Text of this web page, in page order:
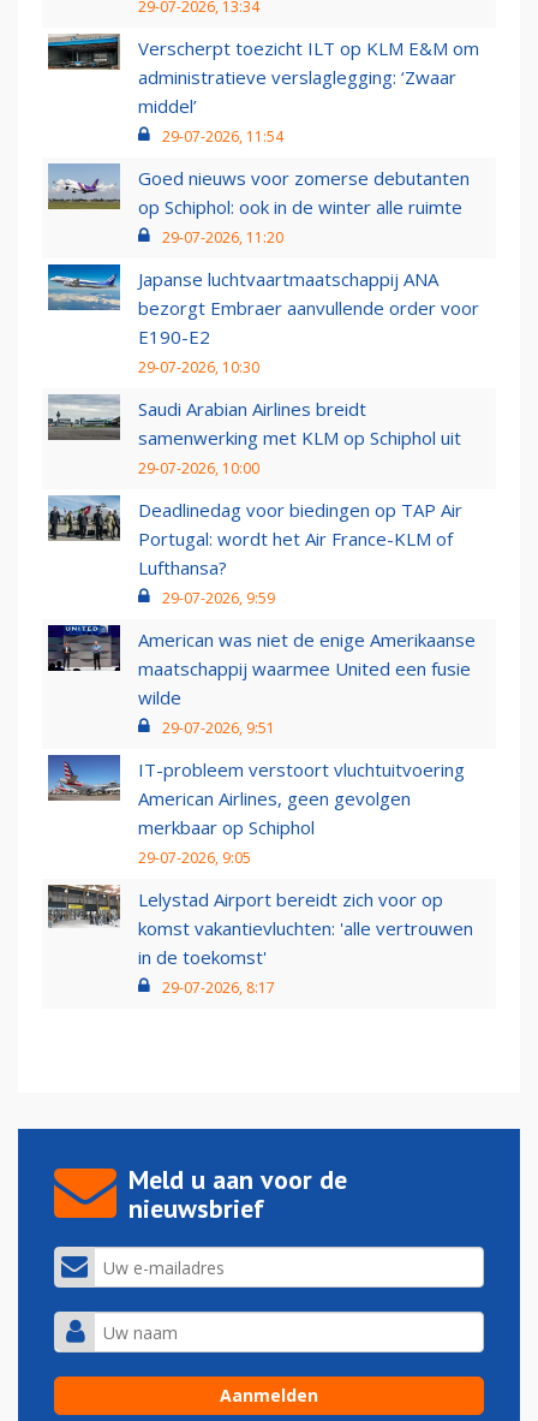
29-07-2026, 13:34
Verscherpt toezicht ILT op KLM E&M om
administratieve verslaglegging: ‘Zwaar
middel’
29-07-2026, 11:54
Goed nieuws voor zomerse debutanten
op Schiphol: ook in de winter alle ruimte
29-07-2026, 11:20
Japanse luchtvaartmaatschappij ANA
bezorgt Embraer aanvullende order voor
E190-E2
29-07-2026, 10:30
Saudi Arabian Airlines breidt
samenwerking met KLM op Schiphol uit
29-07-2026, 10:00
Deadlinedag voor biedingen op TAP Air
Portugal: wordt het Air France-KLM of
Lufthansa?
29-07-2026, 9:59
American was niet de enige Amerikaanse
maatschappij waarmee United een fusie
wilde
29-07-2026, 9:51
IT-probleem verstoort vluchtuitvoering
American Airlines, geen gevolgen
merkbaar op Schiphol
29-07-2026, 9:05
Lelystad Airport bereidt zich voor op
komst vakantievluchten: 'alle vertrouwen
in de toekomst'
29-07-2026, 8:17
Meld u aan voor de
nieuwsbrief